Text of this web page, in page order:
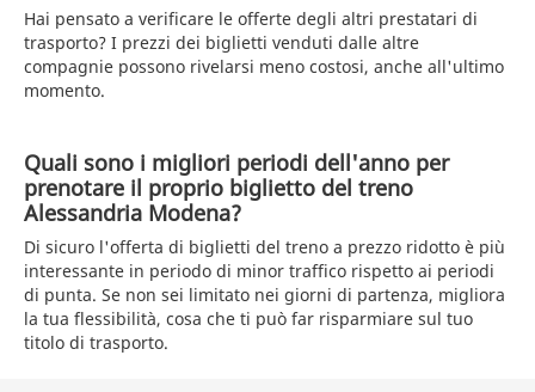
Hai pensato a verificare le offerte degli altri prestatari di
trasporto? I prezzi dei biglietti venduti dalle altre
compagnie possono rivelarsi meno costosi, anche all'ultimo
momento.
Quali sono i migliori periodi dell'anno per
prenotare il proprio biglietto del treno
Alessandria Modena?
Di sicuro l'offerta di biglietti del treno a prezzo ridotto è più
interessante in periodo di minor traffico rispetto ai periodi
di punta. Se non sei limitato nei giorni di partenza, migliora
la tua flessibilità, cosa che ti può far risparmiare sul tuo
titolo di trasporto.